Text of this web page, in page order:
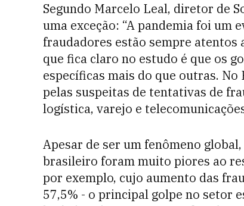
Segundo Marcelo Leal, diretor de
uma exceção: “A pandemia foi um
fraudadores estão sempre atentos
que fica claro no estudo é que os
específicas mais do que outras.
pelas suspeitas de tentativas de
logística, varejo e
Apesar de ser um fenômeno
brasileiro foram muito piores ao
por exemplo, cujo aumento das
57,5% - o principal golpe no setor